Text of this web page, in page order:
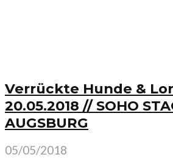
Verrückte Hunde &
20.05.2018 // SOHO
AUGSBURG
05/05/2018